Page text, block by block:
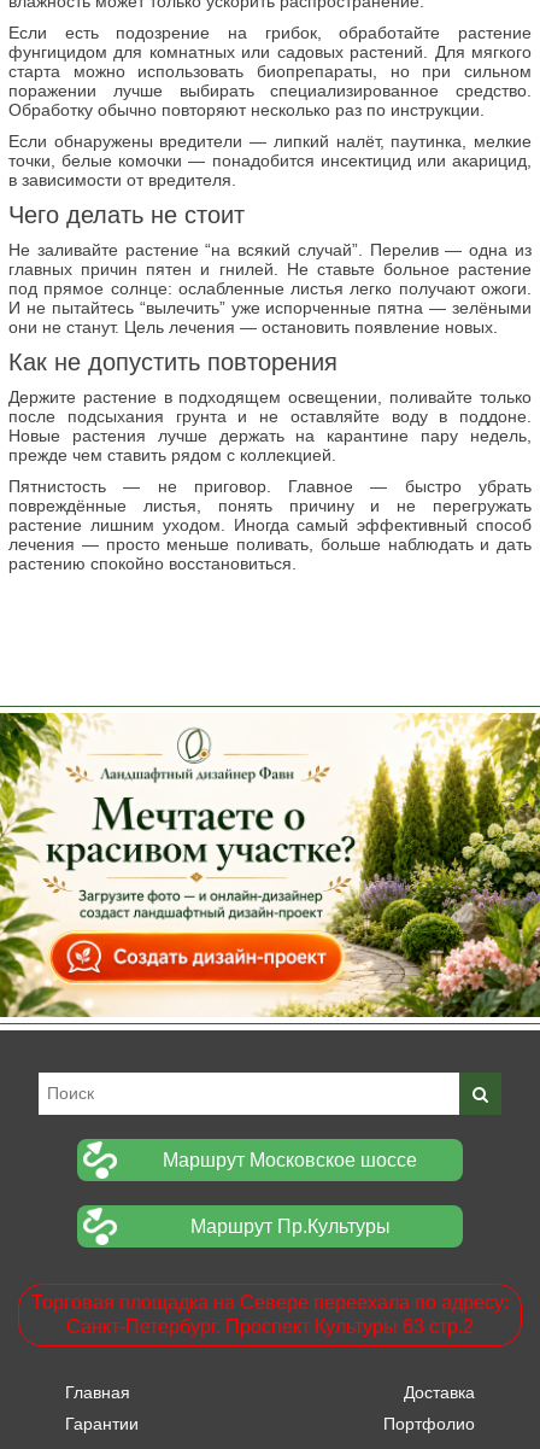
Если есть подозрение на грибок, обработайте растение
фунгицидом для комнатных или садовых растений. Для мягкого
старта можно использовать биопрепараты, но при сильном
поражении лучше выбирать специализированное средство.
Обработку обычно повторяют несколько раз по инструкции.
Если обнаружены вредители — липкий налёт, паутинка, мелкие
точки, белые комочки — понадобится инсектицид или акарицид,
в зависимости от вредителя.
Чего делать не стоит
Не заливайте растение “на всякий случай”. Перелив — одна из
главных причин пятен и гнилей. Не ставьте больное растение
под прямое солнце: ослабленные листья легко получают ожоги.
И не пытайтесь “вылечить” уже испорченные пятна — зелёными
они не станут. Цель лечения — остановить появление новых.
Как не допустить повторения
Держите растение в подходящем освещении, поливайте только
после подсыхания грунта и не оставляйте воду в поддоне.
Новые растения лучше держать на карантине пару недель,
прежде чем ставить рядом с коллекцией.
Пятнистость — не приговор. Главное — быстро убрать
повреждённые листья, понять причину и не перегружать
растение лишним уходом. Иногда самый эффективный способ
лечения — просто меньше поливать, больше наблюдать и дать
растению спокойно восстановиться.
Маршрут Московское шоссе
Маршрут Пр.Культуры
Торговая площадка на Севере переехала по адресу:
Санкт-Петербург. Проспект Культуры 63 стр.2
Главная
Доставка
Гарантии
Портфолио